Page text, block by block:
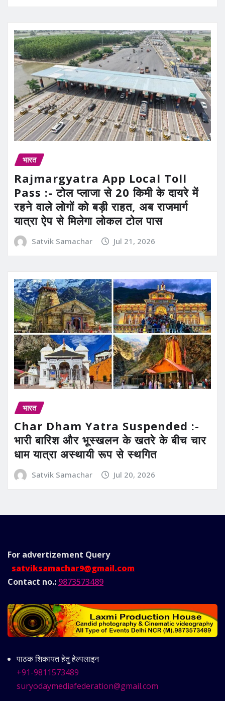
भारत
Rajmargyatra App Local Toll
Pass :- टोल प्लाजा से 20 किमी के दायरे में
रहने वाले लोगों को बड़ी राहत, अब राजमार्ग
यात्रा ऐप से मिलेगा लोकल टोल पास
Satvik Samachar Jul 21, 2026
भारत
Char Dham Yatra Suspended :-
भारी बारिश और भूस्खलन के खतरे के बीच चार
धाम यात्रा अस्थायी रूप से स्थगित
Satvik Samachar Jul 20, 2026
For advertizement Query
satviksamachar9@gmail.com
Contact no.: 9873573489
पाठक शिकायत हेतु हेल्पलाइन
+91-9811573489
suryodaymediafederation@gmail.com